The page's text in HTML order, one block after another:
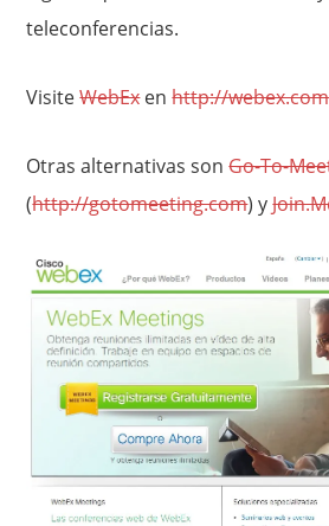
teleconferencias.
VisiteWebExenhttp://webex.com
Otras alternativas sonGo-To-
(http://gotomeeting.com) y